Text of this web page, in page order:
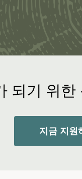
되기 위
지금 지원